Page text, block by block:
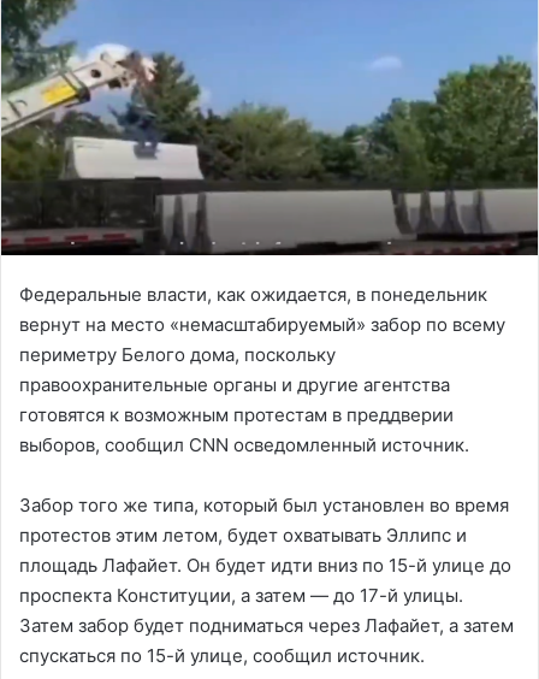
Федеральные власти, как ожидается, в понедельник
вернут на место «немасштабируемый» забор по всему
периметру Белого дома, поскольку
правоохранительные органы и другие агентства
готовятся к возможным протестам в преддверии
выборов, сообщил CNN осведомленный источник.
Забор того же типа, который был установлен во время
протестов этим летом, будет охватывать Эллипс и
площадь Лафайет. Он будет идти вниз по 15-й улице до
проспекта Конституции, а затем — до 17-й улицы.
Затем забор будет подниматься через Лафайет, а затем
спускаться по 15-й улице, сообщил источник.